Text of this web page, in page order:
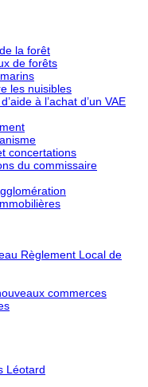
la forêt
de forêts
les nuisibles
à l’achat d’un VAE
concertations
du commissaire
Règlement Local de
commerces
Léotard